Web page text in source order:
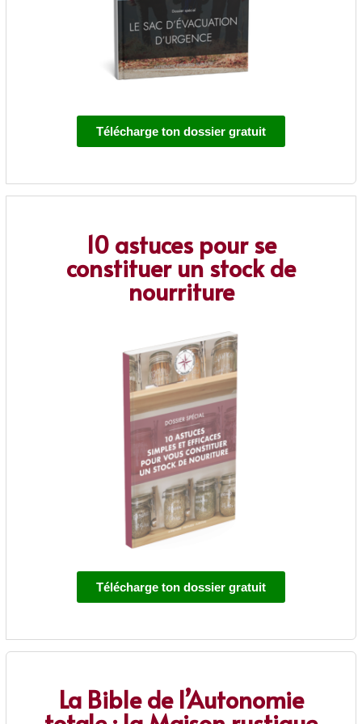
Télécharge ton dossier gratuit
10 astuces pour se
constituer un stock de
nourriture
Télécharge ton dossier gratuit
La Bible de l’Autonomie